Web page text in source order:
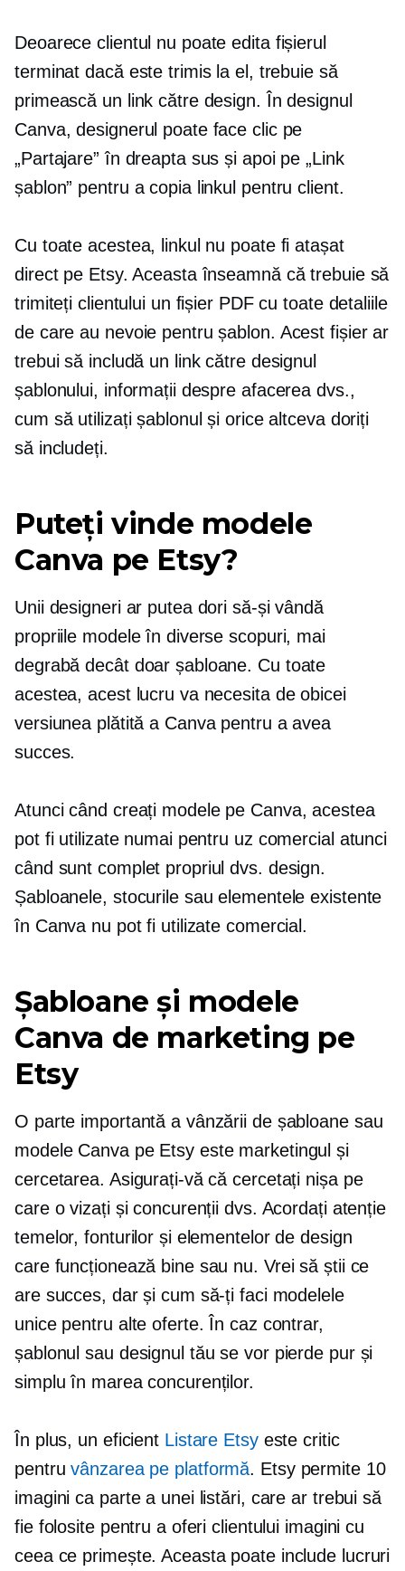
Deoarece clientul nu poate edita fișierul
terminat dacă este trimis la el, trebuie să
primească un link către design. În designul
Canva, designerul poate face clic pe
„Partajare” în dreapta sus și apoi pe „Link
șablon” pentru a copia linkul pentru client.
Cu toate acestea, linkul nu poate fi atașat
direct pe Etsy. Aceasta înseamnă că trebuie să
trimiteți clientului un fișier PDF cu toate detaliile
de care au nevoie pentru șablon. Acest fișier ar
trebui să includă un link către designul
șablonului, informații despre afacerea dvs.,
cum să utilizați șablonul și orice altceva doriți
să includeți.
Puteți vinde modele
Canva pe Etsy?
Unii designeri ar putea dori să-și vândă
propriile modele în diverse scopuri, mai
degrabă decât doar șabloane. Cu toate
acestea, acest lucru va necesita de obicei
versiunea plătită a Canva pentru a avea
succes.
Atunci când creați modele pe Canva, acestea
pot fi utilizate numai pentru uz comercial atunci
când sunt complet propriul dvs. design.
Șabloanele, stocurile sau elementele existente
în Canva nu pot fi utilizate comercial.
Șabloane și modele
Canva de marketing pe
Etsy
O parte importantă a vânzării de șabloane sau
modele Canva pe Etsy este marketingul și
cercetarea. Asigurați-vă că cercetați nișa pe
care o vizați și concurenții dvs. Acordați atenție
temelor, fonturilor și elementelor de design
care funcționează bine sau nu. Vrei să știi ce
are succes, dar și cum să-ți faci modelele
unice pentru alte oferte. În caz contrar,
șablonul sau designul tău se vor pierde pur și
simplu în marea concurenților.
În plus, un eficient Listare Etsyeste critic
pentruvânzarea pe platformă. Etsy permite 10
imagini ca parte a unei listări, care ar trebui să
fie folosite pentru a oferi clientului imagini cu
ceea ce primește. Aceasta poate include lucruri